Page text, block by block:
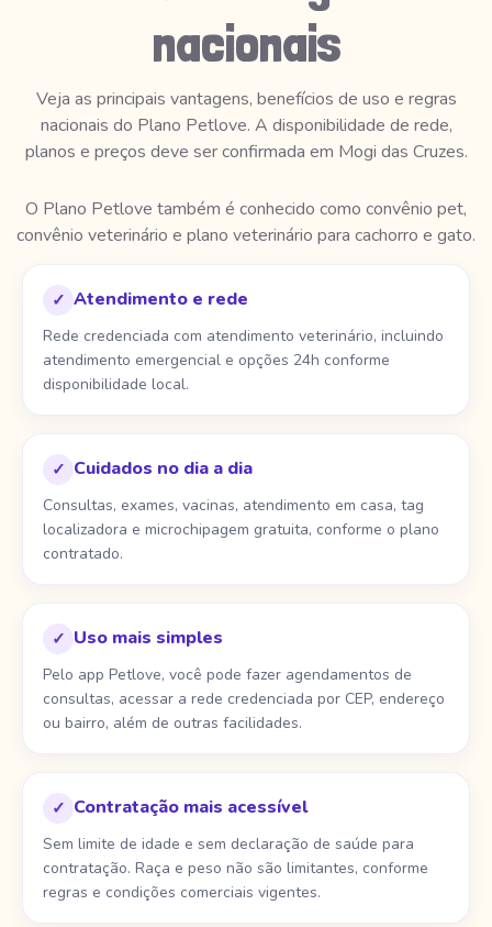
nacionais
Veja as principais vantagens, benefícios de uso e regras
nacionais do Plano Petlove. A disponibilidade de rede,
planos e preços deve ser confirmada em Mogi das Cruzes.
O Plano Petlove também é conhecido como convênio pet,
convênio veterinário e plano veterinário para cachorro e gato.
✓ Atendimento e rede
Rede credenciada com atendimento veterinário, incluindo
atendimento emergencial e opções 24h conforme
disponibilidade local.
✓ Cuidados no dia a dia
Consultas, exames, vacinas, atendimento em casa, tag
localizadora e microchipagem gratuita, conforme o plano
contratado.
✓ Uso mais simples
Pelo app Petlove, você pode fazer agendamentos de
consultas, acessar a rede credenciada por CEP, endereço
ou bairro, além de outras facilidades.
✓ Contratação mais acessível
Sem limite de idade e sem declaração de saúde para
contratação. Raça e peso não são limitantes, conforme
regras e condições comerciais vigentes.